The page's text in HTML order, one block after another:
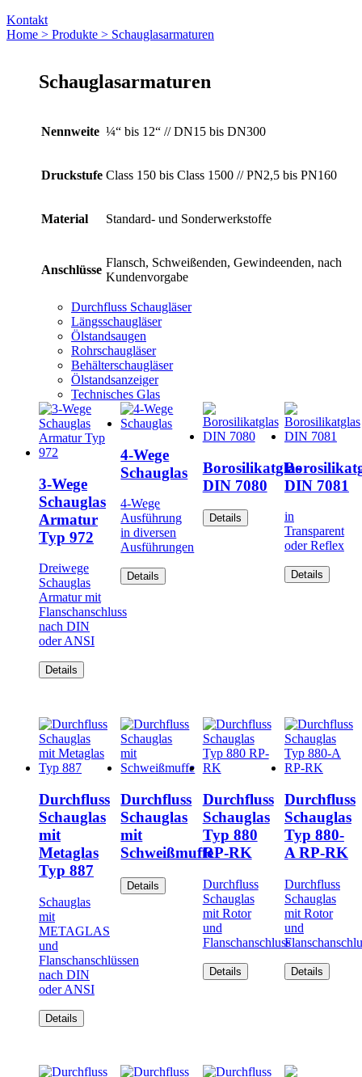
Kontakt
Home > Produkte > Schauglas­armaturen
Schauglas­armaturen
Nennweite ¼“ bis 12“ // DN15 bis DN300
Druckstufe Class 150 bis Class 1500 // PN2,5 bis PN160
Material Standard- und Sonderwerkstoffe
Anschlüsse
Flansch, Schweißenden, Gewindeenden, nach
Kundenvorgabe
Durchfluss Schaugläser
Längsschaugläser
Ölstandsaugen
Rohrschaugläser
Behälterschaugläser
Ölstandsanzeiger
Technisches Glas
3-Wege
Schauglas
Armatur
Typ 972
Dreiwege
Schauglas
Armatur mit
Flanschanschluss
nach DIN
oder ANSI
Details
4-Wege
Schauglas
4-Wege
Ausführung
in diversen
Ausführungen
Details
Borosilikatglas
DIN 7080
Details
DIN 7081
in
Transparent
oder Reflex
Details
Durchfluss
Schauglas
mit
Metaglas
Typ 887
Schauglas
mit
METAGLAS
und
Flanschanschlüssen
nach DIN
oder ANSI
Details
Durchfluss
Schauglas
mit
Schweißmuffe
Details
Durchfluss
Schauglas
Typ 880
RP-RK
Durchfluss
Schauglas
mit Rotor
und
Flanschanschluss
Details
Durchfluss
Schauglas
Typ 880-
A RP-RK
Durchfluss
Schauglas
mit Rotor
und
Details